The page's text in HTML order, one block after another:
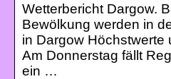
Wetterbericht Dargow.
Bewölkung werden in
in Dargow Höchstwerte
Am Donnerstag fällt
ein …